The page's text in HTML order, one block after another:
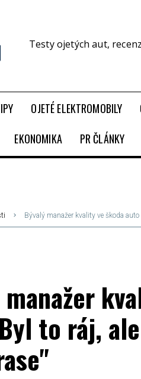
Testy ojetých aut,
OJETÉ ELEKTROMOBILY
EKONOMIKA PR ČLÁNKY
Bývalý manažer kvality ve škoda
to ráj,